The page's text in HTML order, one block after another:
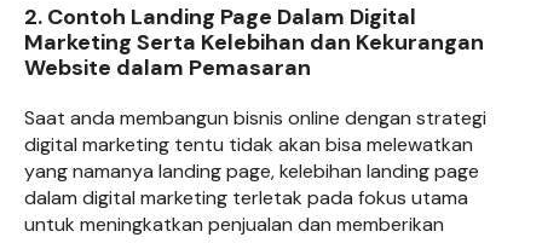
2. Contoh Landing Page Dalam Digital
Marketing Serta Kelebihan dan Kekurangan
Website dalam Pemasaran
Saat anda membangun bisnis online dengan strategi
digital marketing tentu tidak akan bisa melewatkan
yang namanya landing page, kelebihan landing page
dalam digital marketing terletak pada fokus utama
untuk meningkatkan penjualan dan memberikan